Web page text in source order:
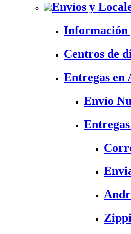
Envíos y
Información
Centros de
Entregas en
Envío